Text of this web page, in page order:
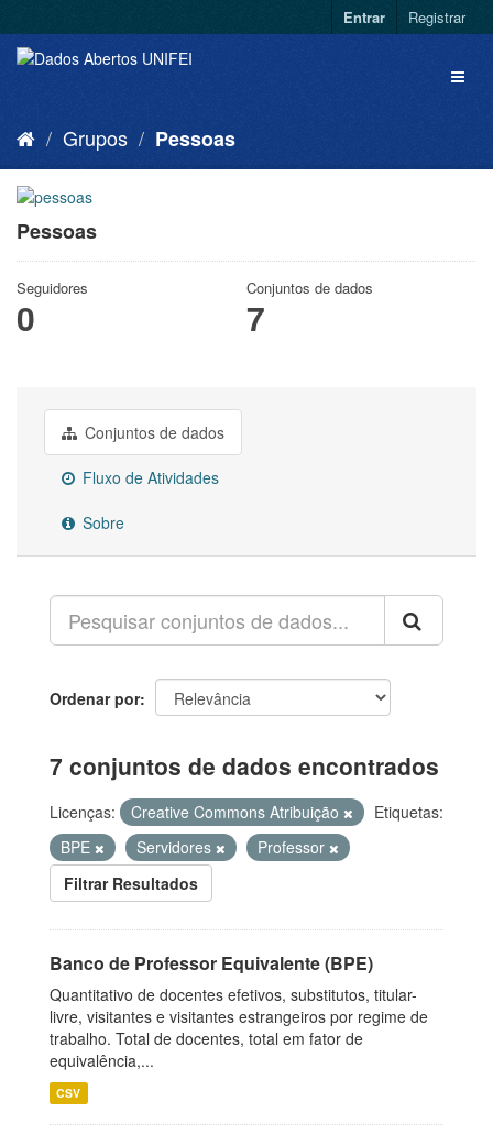
Entrar Registrar
Grupos Pessoas
Pessoas
Seguidores
0
Conjuntos de dados
7
Conjuntos de dados
Fluxo de Atividades
Sobre
Ordenar por
7 conjuntos de dados encontrados
Licenças: Creative Commons Atribuição
Etiquetas:
BPE
Servidores
Professor
Filtrar Resultados
Banco de Professor Equivalente (BPE)
Quantitativo de docentes efetivos, substitutos, titular-
livre, visitantes e visitantes estrangeiros por regime de
trabalho. Total de docentes, total em fator de
equivalência,...
CSV